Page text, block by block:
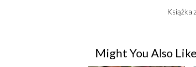
Książka
Might You Also Like